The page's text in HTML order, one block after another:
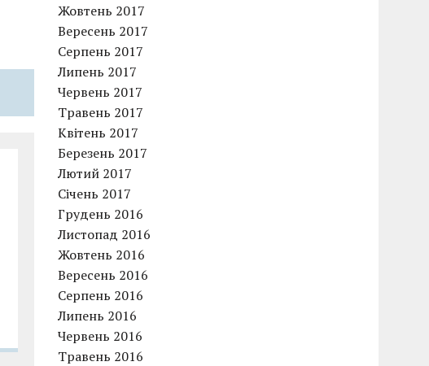
Жовтень 2017
Вересень 2017
Серпень 2017
Липень 2017
Червень 2017
Травень 2017
Квітень 2017
Березень 2017
Лютий 2017
Січень 2017
Грудень 2016
Листопад 2016
Жовтень 2016
Вересень 2016
Серпень 2016
Липень 2016
Червень 2016
Травень 2016